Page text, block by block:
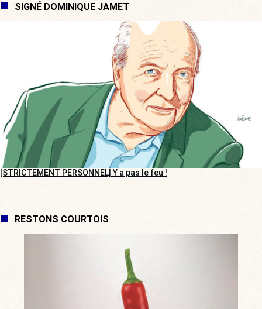
SIGNÉ DOMINIQUE JAMET
[STRICTEMENT PERSONNEL] Y a pas le feu !
RESTONS COURTOIS